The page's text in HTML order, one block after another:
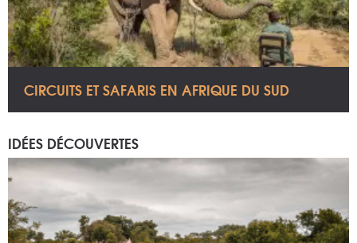
CIRCUITS ET SAFARIS EN AFRIQUE DU SUD
IDÉES DÉCOUVERTES